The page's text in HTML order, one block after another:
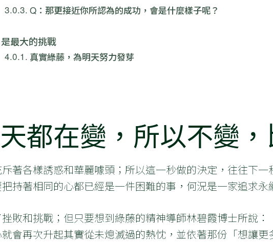
Q：那更接近你所認為的成功，會是什麼樣子呢？
最大的挑戰
真實綠藤，為明天努力發芽
都在變，所以不變
著各樣誘惑和華麗噱頭；所以這一秒做的決定，往往下
持著相同的心都已經是一件困難的事，何況是一家追求永
敗和挑戰；但只要想到綠藤的精神導師林碧霞博士所說：
就會再次升起其實從未熄滅過的熱忱，並依著那份「想讓